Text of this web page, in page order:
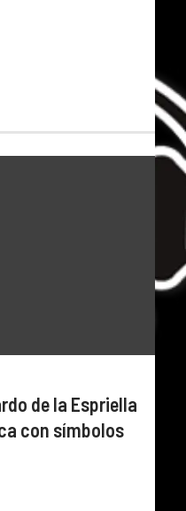
de la Espriella
con símbolos